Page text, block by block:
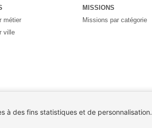
métier
ville
MISSIONS
Missions par catégorie
à des fins statistiques et de personnalisation.